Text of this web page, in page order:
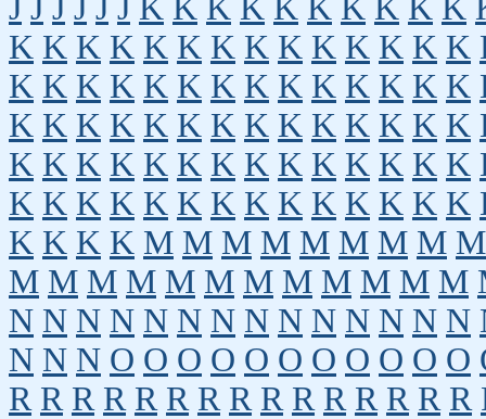
J J J J J J K K K K K K K K K K
K K K K K K K K K K K K K K
K K K K K K K K K K K K K K
K K K K K K K K K K K K K K
K K K K K K K K K K K K K K
K K K K K K K K K K K K K K
K K K K M M M M M M M M M
M M M M M M M M M M M M
N N N N N N N N N N N N N N
N N N O O O O O O O O O O O
R R R R R R R R R R R R R R R